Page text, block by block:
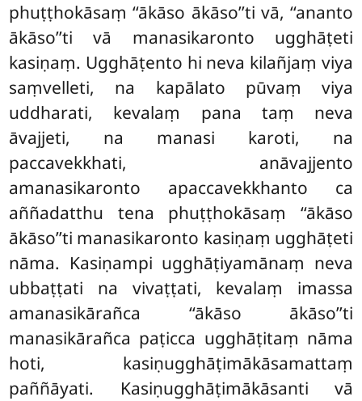
phuṭṭhokāsaṃ ‘‘ākāso ākāso’’ti vā, ‘‘ananto
ākāso’’ti vā manasikaronto ugghāṭeti
kasiṇaṃ. Ugghāṭento hi neva kilañjaṃ viya
saṃvelleti, na kapālato pūvaṃ viya
uddharati, kevalaṃ pana taṃ neva
āvajjeti, na manasi karoti, na
paccavekkhati, anāvajjento
amanasikaronto apaccavekkhanto ca
aññadatthu tena phuṭṭhokāsaṃ ‘‘ākāso
ākāso’’ti manasikaronto kasiṇaṃ ugghāṭeti
nāma. Kasiṇampi ugghāṭiyamānaṃ neva
ubbaṭṭati na vivaṭṭati, kevalaṃ imassa
amanasikārañca ‘‘ākāso ākāso’’ti
manasikārañca paṭicca ugghāṭitaṃ nāma
hoti, kasiṇugghāṭimākāsamattaṃ
paññāyati. Kasiṇugghāṭimākāsanti vā